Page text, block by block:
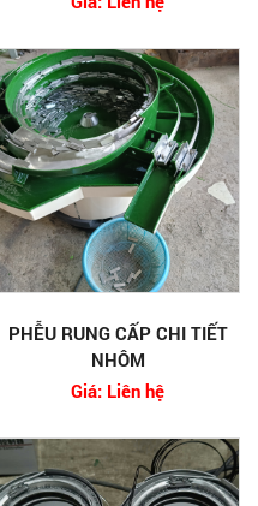
PHỄU RUNG CẤP CHI TIẾT
NHÔM
Giá: Liên hệ